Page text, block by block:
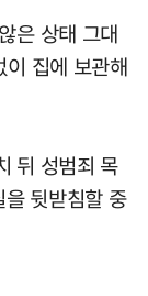
은 상태 그대
집에 보관해
뒤 성범죄 목
뒷받침할 중